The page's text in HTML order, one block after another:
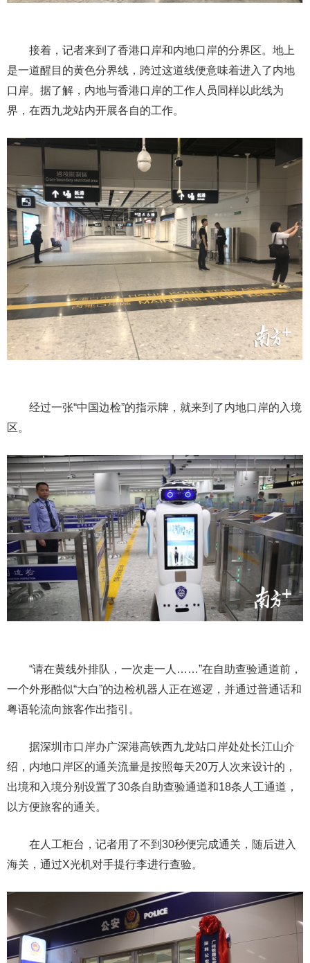
接着，记者来到了香港口岸和内地口岸的分界区。地上
是一道醒目的黄色分界线，跨过这道线便意味着进入了内地
口岸。据了解，内地与香港口岸的工作人员同样以此线为
界，在西九龙站内开展各自的工作。
经过一张“中国边检”的指示牌，就来到了内地口岸的入境
区。
“请在黄线外排队，一次走一人……”在自助查验通道前，
一个外形酷似“大白”的边检机器人正在巡逻，并通过普通话和
粤语轮流向旅客作出指引。
据深圳市口岸办广深港高铁西九龙站口岸处处长江山介
绍，内地口岸区的通关流量是按照每天20万人次来设计的，
出境和入境分别设置了30条自助查验通道和18条人工通道，
以方便旅客的通关。
在人工柜台，记者用了不到30秒便完成通关，随后进入
海关，通过X光机对手提行李进行查验。